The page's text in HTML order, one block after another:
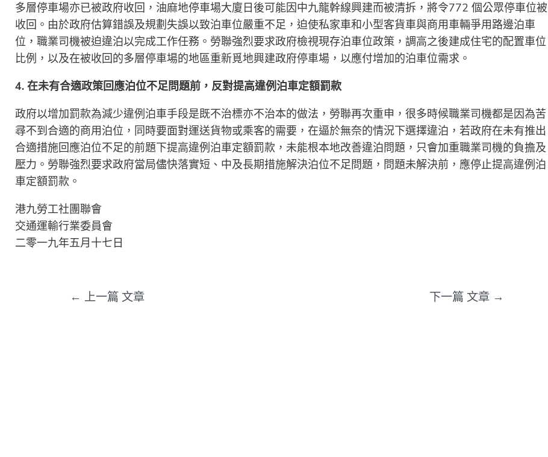
多層停車場亦已被政府收回，油麻地停車場大廈日後可能因中九龍幹線興建而被清拆，將令772 個公眾停車位被
收回。由於政府估算錯誤及規劃失誤以致泊車位嚴重不足，迫使私家車和小型客貨車與商用車輛爭用路邊泊車
位，職業司機被迫違泊以完成工作任務。勞聯強烈要求政府檢視現存泊車位政策，調高之後建成住宅的配置車位
比例，以及在被收回的多層停車場的地區重新覓地興建政府停車場，以應付增加的泊車位需求。
4. 在未有合適政策回應泊位不足問題前，反對提高違例泊車定額罰款
政府以增加罰款為減少違例泊車手段是既不治標亦不治本的做法，勞聯再次重申，很多時候職業司機都是因為苦
尋不到合適的商用泊位，同時要面對運送貨物或乘客的需要，在逼於無奈的情況下選擇違泊，若政府在未有推出
合適措施回應泊位不足的前題下提高違例泊車定額罰款，未能根本地改善違泊問題，只會加重職業司機的負擔及
壓力。勞聯強烈要求政府當局儘快落實短、中及長期措施解決泊位不足問題，問題未解決前，應停止提高違例泊
車定額罰款。
港九勞工社團聯會
交通運輸行業委員會
二零一九年五月十七日
← 上一篇 文章 下一篇 文章 →